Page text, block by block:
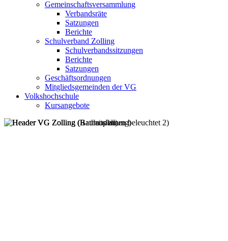
Gemeinschaftsversammlung
Verbandsräte
Satzungen
Berichte
Schulverband Zolling
Schulverbandssitzungen
Berichte
Satzungen
Geschäftsordnungen
Mitgliedsgemeinden der VG
Volkshochschule
Kursangebote